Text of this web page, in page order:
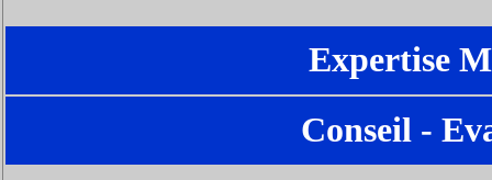
Expertise
Conseil -